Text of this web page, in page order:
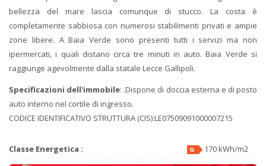
bellezza del mare lascia comunque di stucco. La costa è
completamente sabbiosa con numerosi stabilimenti privati e ampie
zone libere. A Baia Verde sono presenti tutti i servizi ma non
ipermercati, i quali distano circa tre minuti in auto. Baia Verde si
raggiunge agevolmente dalla statale Lecce Gallipoli.
Specificazioni dell'immobile: .Dispone di doccia esterna e di posto
auto interno nel cortile di ingresso.
CODICE IDENTIFICATIVO STRUTTURA (CIS):LE07509091000007215
Classe Energetica : 170 kWh/m2